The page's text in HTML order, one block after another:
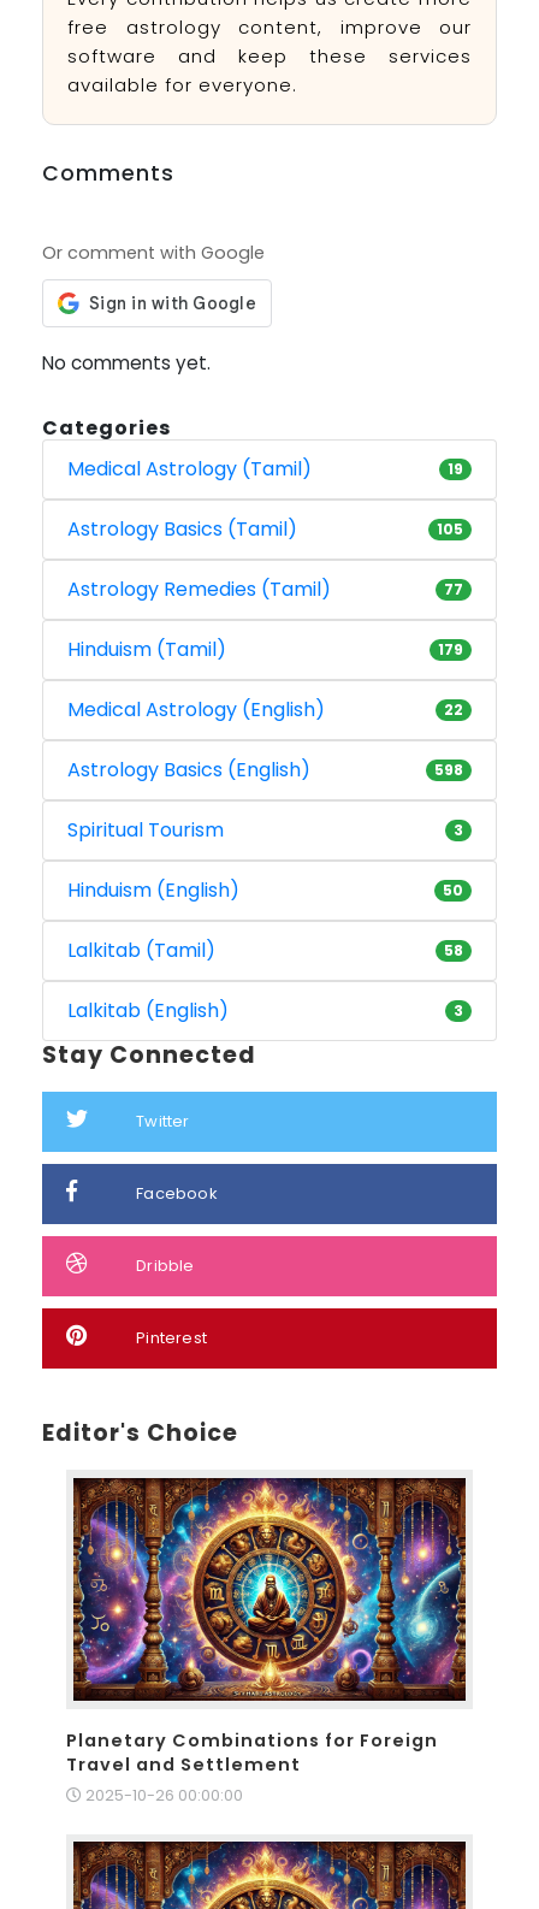
free astrology content, improve our
software and keep these services
available for everyone.
Comments
Or comment with Google
No comments yet.
Categories
Medical Astrology (Tamil)
19
Astrology Basics (Tamil) 105
Astrology Remedies (Tamil) 77
Hinduism (Tamil) 179
Medical Astrology (English) 22
Astrology Basics (English) 598
Spiritual Tourism 3
Hinduism (English) 50
Lalkitab (Tamil) 58
Lalkitab (English) 3
Stay Connected
Twitter
Facebook
Dribble
Pinterest
Editor's Choice
Planetary Combinations for Foreign
Travel and Settlement
2025-10-26 00:00:00